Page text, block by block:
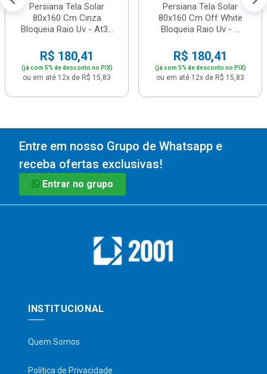
Persiana Tela Solar
80x160 Cm Cinza
Bloqueia Raio Uv - At3...
R$ 180,41
(já com 5% de desconto no PIX)
ou em até 12x de R$ 15,83
Persiana Tela Solar
80x160 Cm Off White
Bloqueia Raio Uv - ...
R$ 180,41
(já com 5% de desconto no PIX)
ou em até 12x de R$ 15,83
Entre em nosso Grupo de Whatsapp e
receba ofertas exclusivas!
Entrar no grupo
INSTITUCIONAL
Quem Somos
Política de Privacidade